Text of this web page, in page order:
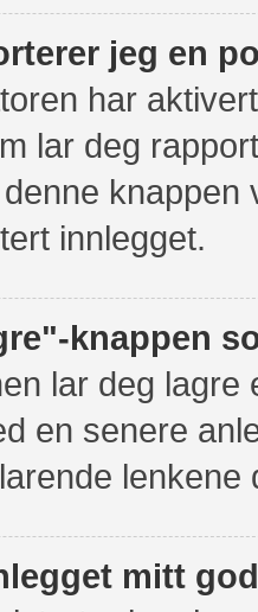
jeg en
har
lar deg
innlegget.
knappen
lar deg
en senere
lenkene
mitt